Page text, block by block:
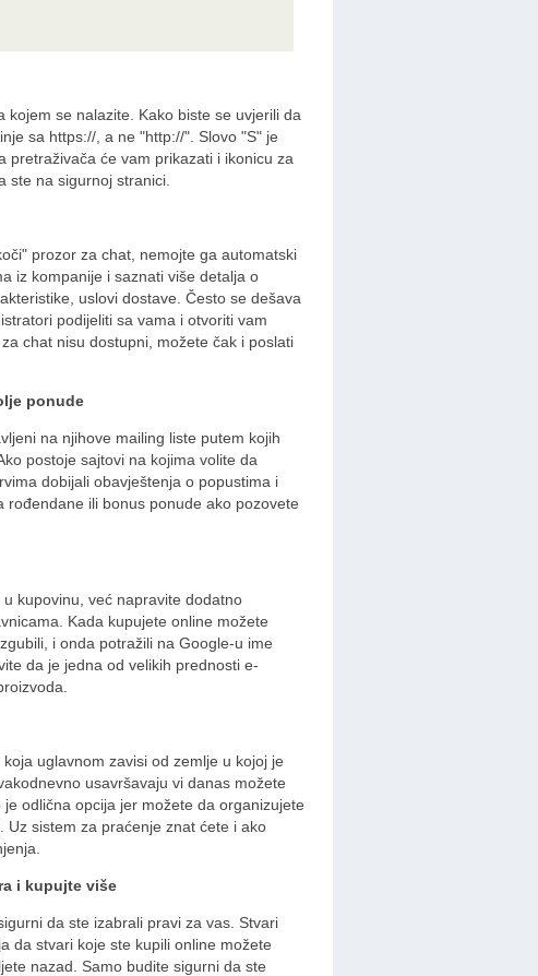
se nalazite. Kako biste se uvjerili da
sa https://, a ne "http://". Slovo "S" je
pretraživača će vam prikazati i ikonicu za
ste na sigurnoj stranici.
prozor za chat, nemojte ga automatski
iz kompanije i saznati više detalja o
uslovi dostave. Često se dešava
podijeliti sa vama i otvoriti vam
chat nisu dostupni, možete čak i poslati
ponude
na njihove mailing liste putem kojih
postoje sajtovi na kojima volite da
dobijali obavještenja o popustima i
rođendane ili bonus ponude ako pozovete
kupovinu, već napravite dodatno
Kada kupujete online možete
i onda potražili na Google-u ime
da je jedna od velikih prednosti e-
uglavnom zavisi od zemlje u kojoj je
usavršavaju vi danas možete
odlična opcija jer možete da organizujete
sistem za praćenje znat ćete i ako
i kupujte više
da ste izabrali pravi za vas. Stvari
da stvari koje ste kupili online možete
nazad. Samo budite sigurni da ste